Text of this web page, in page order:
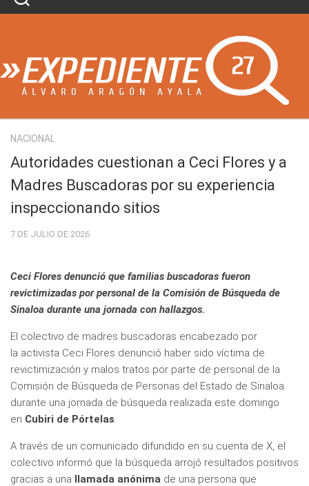
Skip
NACIONAL
Autoridades cuestionan a Ceci Flores y a
Madres Buscadoras por su experiencia
inspeccionando sitios
7 DE JULIO DE 2026
Ceci Flores denunció que familias buscadoras fueron
revictimizadas por personal de la Comisión de Búsqueda de
Sinaloa durante una jornada con hallazgos.
El colectivo de madres buscadoras encabezado por
la activista Ceci Flores denunció haber sido víctima de
revictimización y malos tratos por parte de personal de la
Comisión de Búsqueda de Personas del Estado de Sinaloa
durante una jornada de búsqueda realizada este domingo
en Cubiri de Pórtelas.
A través de un comunicado difundido en su cuenta de X, el
colectivo informó que la búsqueda arrojó resultados positivos
gracias a una llamada anónima de una persona que